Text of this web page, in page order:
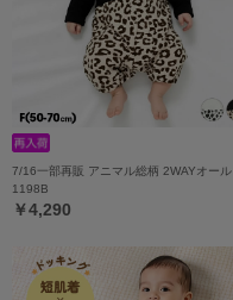
7/16一部再販 アニマル総柄 2WAYオール
1198B
￥4,290